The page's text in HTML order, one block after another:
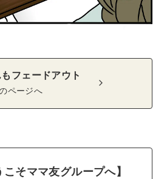
フェードアウト
ページへ
こそママ友グループへ】